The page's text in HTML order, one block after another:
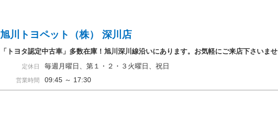
旭川トヨペット（株） 深川店
「トヨタ認定中古車」多数在庫！旭川深川線沿いにあります。お気軽にご来店下さいませ
定休日 毎週月曜日、第１・２・３火曜日、祝日
営業時間 09:45 ～ 17:30